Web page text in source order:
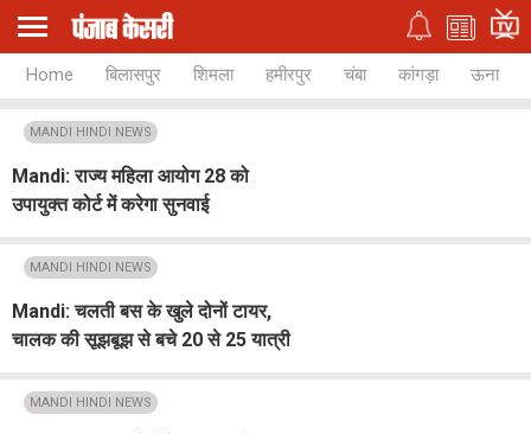
Home बिलासपुर शिमला हमीरपुर चंबा कांगड़ा ऊना
MANDI HINDI NEWS
Mandi: राज्य महिला आयोग 28 को
उपायुक्त कोर्ट में करेगा सुनवाई
MANDI HINDI NEWS
Mandi: चलती बस के खुले दोनों टायर,
चालक की सूझबूझ से बचे 20 से 25 यात्री
MANDI HINDI NEWS